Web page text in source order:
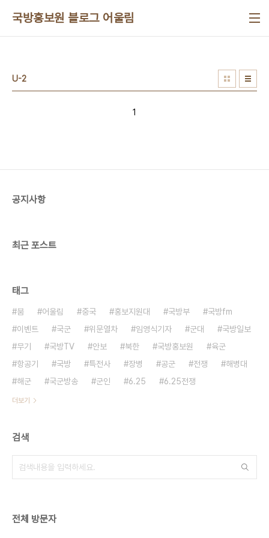
국방홍보원 블로그 어울림
U-2
1
공지사항
최근 포스트
태그
붐 어울림 중국 홍보지원대 국방부
국방fm
이벤트
국군 위문열차 임영식기자 군대
국방일보
무기
국방TV 안보 북한 국방홍보원
육군
항공기
국방 특전사 장병 공군 전쟁
해병대
해군
국군방송 군인 6.25 6.25전쟁
더보기
검색
전체 방문자